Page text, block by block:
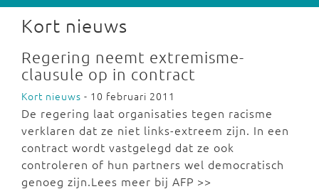
Kort nieuws
Regering neemt extremisme-
clausule op in contract
Kort nieuws - 10 februari 2011
De regering laat organisaties tegen racisme
verklaren dat ze niet links-extreem zijn. In een
contract wordt vastgelegd dat ze ook
controleren of hun partners wel democratisch
genoeg zijn.Lees meer bij AFP >>